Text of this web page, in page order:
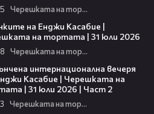
5 Черешката на тортата
на Енджи Касабие |
на тортата | 31 юли 2026
8 Черешката на тортата
интернационална вечеря
Касабие | Черешката на
| 31 юли 2026 | Част 2
3 Черешката на тортата